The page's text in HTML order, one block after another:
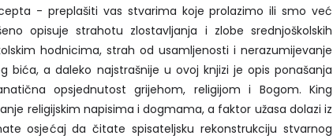
- preplašiti vas stvarima koje prolazimo ili smo već
opisuje strahotu zlostavljanja i zlobe srednjoškolskih
hodnicima, strah od usamljenosti i nerazumijevanje
bića, a daleko najstrašnije u ovoj knjizi je opis ponašanja
opsjednutost grijehom, religijom i Bogom. King
religijskim napisima i dogmama, a faktor užasa dolazi iz
osjećaj da čitate spisateljsku rekonstrukciju stvarnog